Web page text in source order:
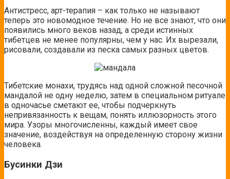
Антистресс, арт-терапия – как только не называют
теперь это новомодное течение. Но не все знают, что они
появились много веков назад, а среди истинных
тибетцев не менее популярны, чем у нас. Их вырезали,
рисовали, создавали из песка самых разных цветов.
Тибетские монахи, трудясь над одной сложной песочной
мандалой не одну неделю, затем в специальном ритуале
в одночасье сметают ее, чтобы подчеркнуть
непривязанность к вещам, понять иллюзорность этого
мира. Узоры многочисленны, каждый имеет свое
значение, воздействуя на определенную сторону жизни
человека.
Бусинки Дзи